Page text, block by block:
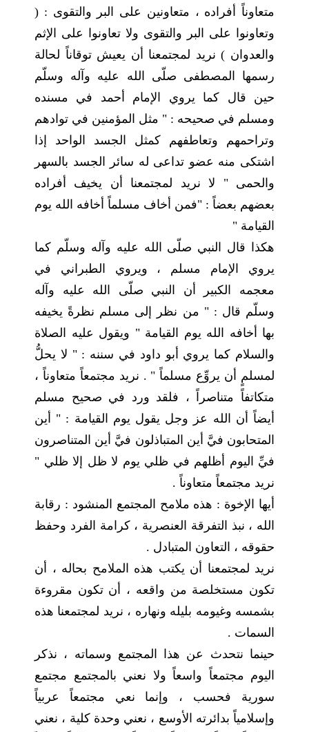
متعاوناً أفراده ، متعاونين على البر والتقوى : (
وتعاونوا على البر والتقوى ولا تعاونوا على الإثم
والعدوان ) نريد لمجتمعنا أن يعيش توقاناً لحالة
رسمها المصطفى صلّى الله عليه وآله وسلّم
حين قال كما يروي الإمام أحمد في مسنده
ومسلم في صحيحه : " مثل المؤمنين في توادهم
وتراحمهم وتعاطفهم كمثل الجسد الواحد إذا
اشتكى منه عضو تداعى له سائر الجسد بالسهر
والحمى " لا نريد لمجتمعنا أن يخيف أفراده
بعضهم بعضاً : "فمن أخاف مسلماً أخافه الله يوم
القيامة "
هكذا قال النبي صلّى الله عليه وآله وسلّم كما
يروي الإمام مسلم ، ويروي الطبراني في
معجمه الكبير أن النبي صلّى الله عليه وآله
وسلّم قال : " من نظر إلى مسلم نظرةً يخيفه
بها أخافه الله يوم القيامة " ويقول عليه الصلاة
والسلام كما يروي أبو داود في سننه : " لا يحلُّ
لمسلمٍ أن يروِّع مسلماً " . نريد مجتمعاً متعاوناً ،
متكاتفاً متناصراً ، فلقد ورد في صحيح مسلم
أيضاً أن الله عز وجل يقول يوم القيامة : " أين
المتحابون فيَّ أين المتباذلون فيَّ أين المتناصرون
فيِّ اليوم أظلهم في ظلي يوم لا ظل إلا ظلي "
نريد مجتمعاً متعاوناً .
أيها الإخوة : هذه ملامح المجتمع المنشود : رقابة
الله ، نبذ التفرقة العنصرية ، كرامة الفرد وحفظ
حقوقه ، التعاون المتبادل .
نريد لمجتمعنا أن يكتب هذه الملامح بحاله ، أن
تكون مستخلصة من واقعه ، أن تكون مقروءة
بشمسه وغيومه بليله ونهاره ، نريد لمجتمعنا هذه
السمات .
حينما نتحدث عن هذا المجتمع وسماته ، نذكر
اليوم مجتمعاً واسعاً ولا نعني بالمجتمع مجتمع
سورية فحسب ، وإنما نعي مجتمعاً عربياً
وإسلامياً بدائرته الأوسع ، نعني وحدة كلية ، نعني